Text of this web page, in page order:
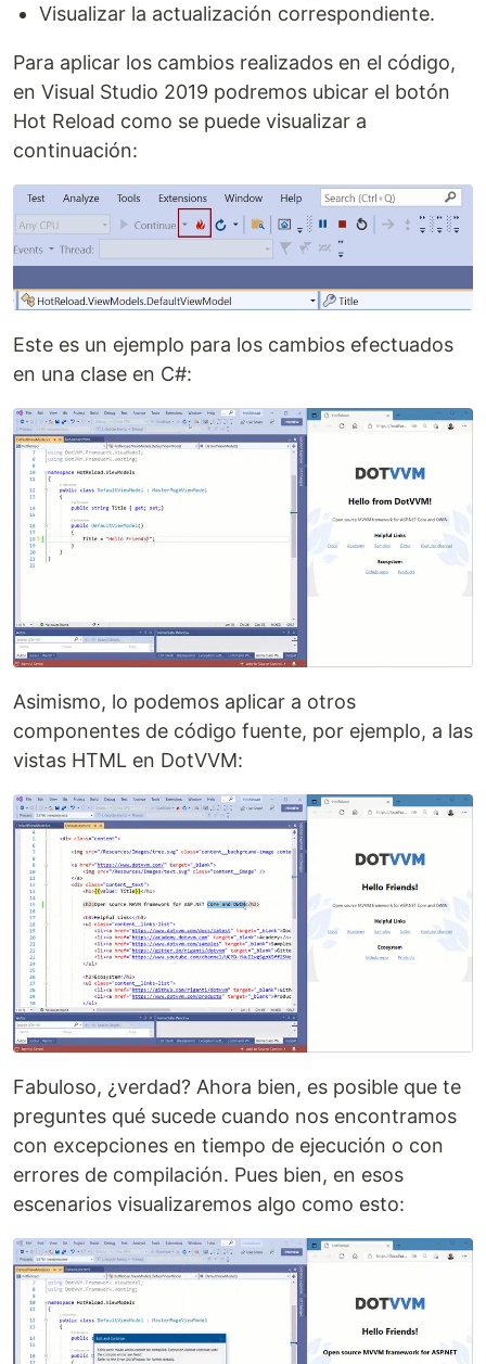
Visualizar la actualización correspondiente.
Para aplicar los cambios realizados en el código,
en Visual Studio 2019 podremos ubicar el botón
Hot Reload como se puede visualizar a
continuación:
Este es un ejemplo para los cambios efectuados
en una clase en C#:
Asimismo, lo podemos aplicar a otros
componentes de código fuente, por ejemplo, a las
vistas HTML en DotVVM:
Fabuloso, ¿verdad? Ahora bien, es posible que te
preguntes qué sucede cuando nos encontramos
con excepciones en tiempo de ejecución o con
errores de compilación. Pues bien, en esos
escenarios visualizaremos algo como esto: